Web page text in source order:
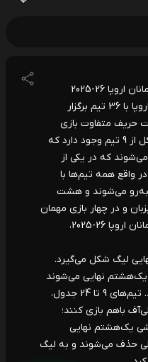
26-2025
* فرمت جدید و کنونی لیگ قهرمانان اروپا با 36 تیم برگزار
حریف متفاوت بازی
می‌کند. در قرعه‌کشی، چهار سید متشکل از 9 تیم وجود دارد که
که در یکی از
واقع همه تیم‌ها با
می‌شوند و هشت
و در چهار بازی مهمان
هستند. در فاز لیگ بازی‌های لیگ قهرمانان اروپا 26-2025،
لیگ شکل می‌گیرد.
یک‌هشتم نهایی می‌شوند
و در سید اول قرعه‌کشی جای می‌گیرند. تیم‌های 9 تا 24 جدول،
باهم بازی کنند؛
یک‌هشتم نهایی
حذف می‌شوند و به لیگ